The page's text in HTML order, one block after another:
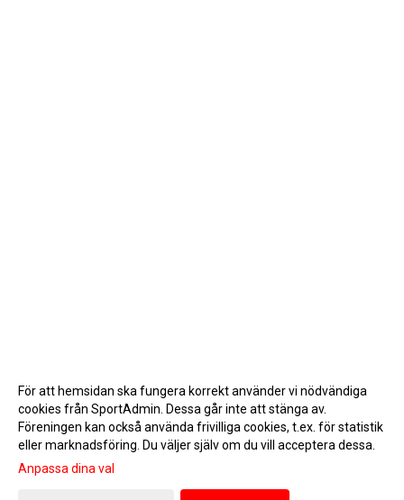
Gå till Webbversion
För att hemsidan ska fungera korrekt använder vi nödvändiga
cookies från SportAdmin. Dessa går inte att stänga av.
Föreningen kan också använda frivilliga cookies, t.ex. för statistik
eller marknadsföring. Du väljer själv om du vill acceptera dessa.
Anpassa dina val